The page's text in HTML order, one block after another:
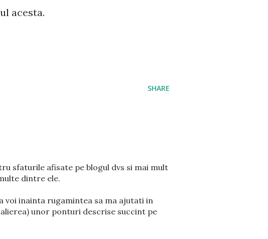
acesta.
SHARE
sfaturile afisate pe blogul dvs si mai mult
dintre ele.
voi inainta rugamintea sa ma ajutati in
unor ponturi descrise succint pe